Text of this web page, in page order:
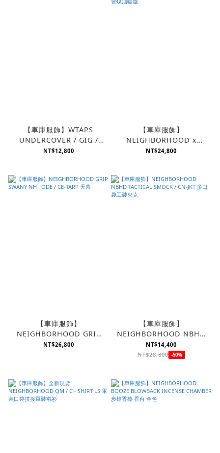
【車庫服飾】WTAPS
UNDERCOVER / GIG /
HOODED
NT$12,800
【車庫服飾】
NEIGHBORHOOD x
TOYOTOMI NH . ODE /
NT$24,800
【車庫服飾】
NEIGHBORHOOD GRIP
SWANY NH . ODE / CE-
NT$26,800
【車庫服飾】
NEIGHBORHOOD NBHD
TACTICAL SMOCK / CN-
JKT 多口袋工裝夾克
NT$14,400
NT$28,800 -50%